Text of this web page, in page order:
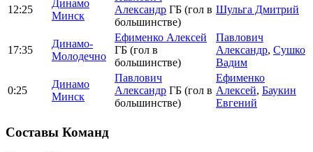
12:25
Динамо
Минск
Александр ГБ (гол в
большинстве)
Шульга Дмитрий
17:35
Динамо-
Молодечно
Ефименко Алексей
ГБ (гол в
большинстве)
Павлович
Александр, Сушко
Вадим
0:25
Динамо
Минск
Павлович
Александр ГБ (гол в
большинстве)
Ефименко
Алексей, Баукин
Евгений
Составы Команд